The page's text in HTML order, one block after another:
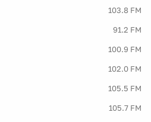
103.8 FM
91.2 FM
100.9 FM
102.0 FM
105.5 FM
105.7 FM